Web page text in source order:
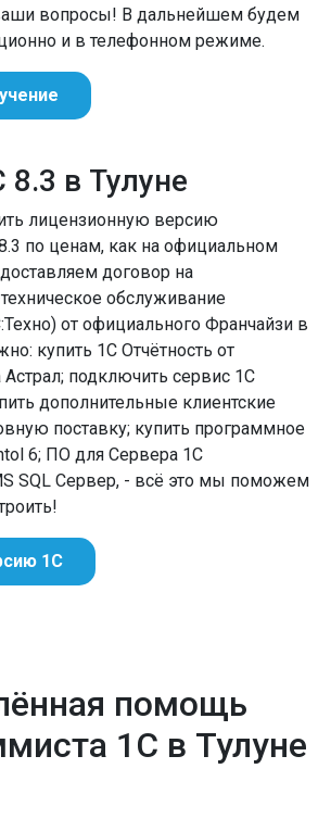
вопросы! В дальнейшем будем
и в телефонном режиме.
8.3 в Тулуне
лицензионную версию
по ценам, как на официальном
договор на
обслуживание
от официального Франчайзи в
купить 1С Отчётность от
подключить сервис 1С
дополнительные клиентские
поставку; купить программное
6; ПО для Сервера 1С
SQL Сервер, - всё это мы поможем
1С
помощь
1С в Тулуне